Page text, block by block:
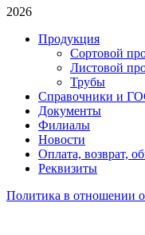
2026
Продукция
Сортовой
Листовой
Трубы
Справочники и
Документы
Филиалы
Новости
Оплата, возврат,
Реквизиты
Политика в отношении